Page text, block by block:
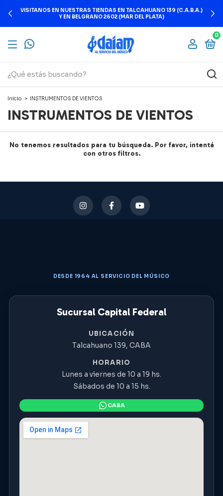
VISITANOS EN NUESTRAS TIENDAS EN TALCAHUANO 139 (C.A.B.A.)
Y EN BELGRANO 2602 (MAR DEL PLATA)
0
Inicio > INSTRUMENTOS DE VIENTOS
INSTRUMENTOS DE VIENTOS
No tenemos resultados para tu búsqueda. Por favor, intentá
con otros filtros.
DESDE 1964 AL SERVICIO DEL MÚSICO
Sucursal Capital Federal
UBICACIÓN
Talcahuano 139, CABA
HORARIO
Lunes a viernes de 10 a 19 hs.
Sábados de 10 a 15 hs.